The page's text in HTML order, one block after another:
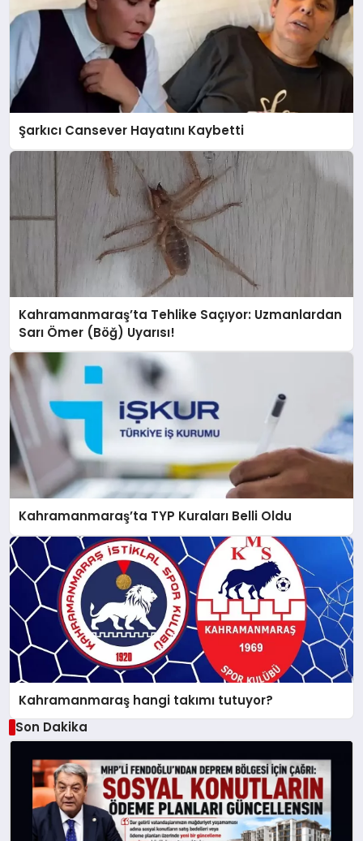
Şarkıcı Cansever Hayatını Kaybetti
Kahramanmaraş’ta Tehlike Saçıyor: Uzmanlardan
Sarı Ömer (Böğ) Uyarısı!
Kahramanmaraş’ta TYP Kuraları Belli Oldu
Kahramanmaraş hangi takımı tutuyor?
Son Dakika